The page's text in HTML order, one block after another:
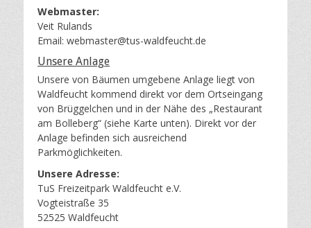
Webmaster:
Veit Rulands
Email: webmaster@tus-waldfeucht.de
Unsere Anlage
Unsere von Bäumen umgebene Anlage liegt von
Waldfeucht kommend direkt vor dem Ortseingang
von Brüggelchen und in der Nähe des „Restaurant
am Bolleberg“ (siehe Karte unten). Direkt vor der
Anlage befinden sich ausreichend
Parkmöglichkeiten.
Unsere Adresse:
TuS Freizeitpark Waldfeucht e.V.
Vogteistraße 35
52525 Waldfeucht